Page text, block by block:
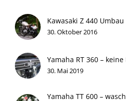
Kawasaki Z 440
30. Oktober 2016
Yamaha RT 360 –
30. Mai 2019
Yamaha TT 600 –